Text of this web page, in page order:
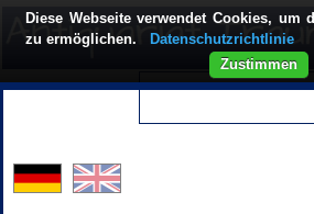
Diese Webseite verwendet Cookies, um
zu ermöglichen.
Datenschutzrichtlinie
Zustimmen